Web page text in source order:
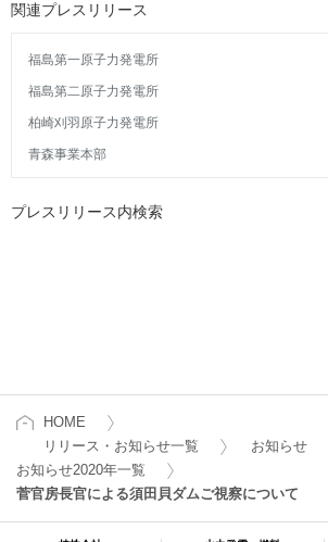
関連プレスリリース
福島第一原子力発電所
福島第二原子力発電所
柏崎刈羽原子力発電所
青森事業本部
プレスリリース内検索
HOME
リリース・お知らせ一覧
お知らせ
お知らせ2020年一覧
菅官房長官による須田貝ダムご視察について